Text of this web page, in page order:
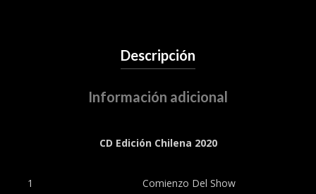
Descripción
Información adicional
CD Edición Chilena 2020
1 Comienzo Del Show